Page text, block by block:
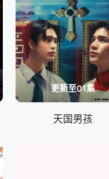
更新至01集
天国男孩